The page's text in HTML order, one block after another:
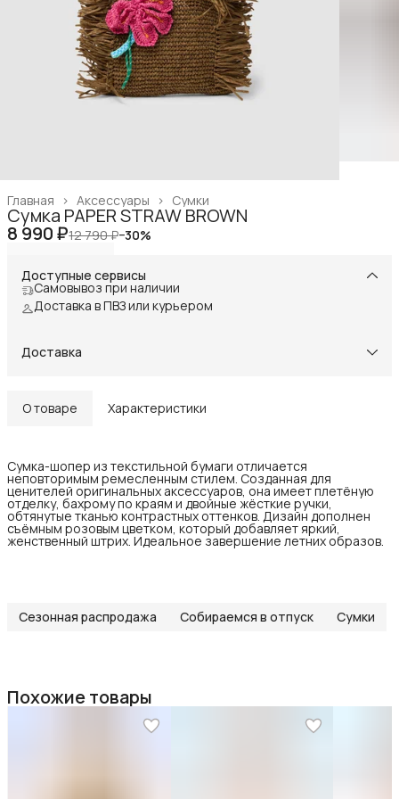
Сумки
Аксессуары ›
Главная ›
Сумка PAPER STRAW BROWN
8 990 ₽12 790 ₽−30%
Доступные сервисы
Самовывоз при наличии
Доставка в ПВЗ или курьером
Доставка
О товаре Характеристики
Сумка-шопер из текстильной бумаги отличается
неповторимым ремесленным стилем. Созданная для
ценителей оригинальных аксессуаров, она имеет плетёную
отделку, бахрому по краям и двойные жёсткие ручки,
обтянутые тканью контрастных оттенков. Дизайн дополнен
съёмным розовым цветком, который добавляет яркий,
женственный штрих. Идеальное завершение летних образов.
Сезонная распродажа Собираемся в отпуск Сумки
Похожие товары